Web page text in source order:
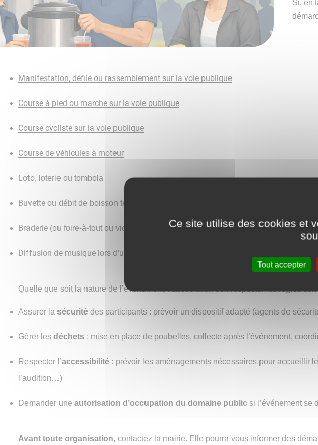
Si, en
Manifestation, défilé ou rassemblement sur la voie publique
Course à pied ou marche sur la voie publique
Course cycliste sur la voie publique
Course de véhicules à moteur
Loto, loterie ou tombola
Buvette ou débit de boisson temporaire
Braderie (ou foire-à-tout ou vide-grenier)
Diffusion de musique lors d’une manifestation
Quelle que soit la nature de l’événement, l’association doit respecter les règles
Assurer la sécurité des participants : prévoir un dispositif adapté (agents de
Gérer les déchets : mise en place de poubelles, collecte après l’événement,
Respecter l’accessibilité : prévoir les aménagements nécessaires pour accueillir
l’audition…)
Demander une autorisation d’occupation du domaine public si l’événement se
Avant toute organisation, contactez la mairie. Elle pourra vous informer des
Ce site utilise des cookies et
Tout accepter